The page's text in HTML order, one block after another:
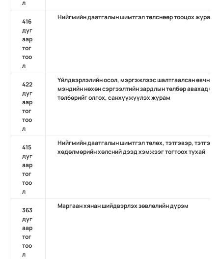
л
416
дуг
аар
тог
тоо
л
Нийгмийн даатгалын шимтгэл төлснөөр тооцох журам
422
дуг
аар
тог
тоо
л
Үйлдвэрлэлийн осол, мэргэжлээс шалтгаалсан өвчний
мэндийн нөхөн сэргээлтийн зардлын төлбөр авахад
төлбөрийг олгох, санхүүжүүлэх журам
415
дуг
аар
тог
тоо
л
Нийгмийн даатгалын шимтгэл төлөх, тэтгэвэр,
хөдөлмөрийн хөлсний дээд хэмжээг тогтоох тухай
363
дуг
аар
тог
тоо
л
Маргаан хянан шийдвэрлэх зөвлөлийн дүрэм